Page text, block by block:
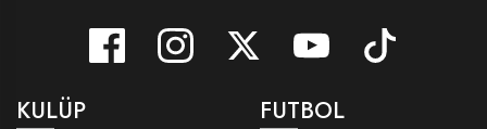
KULÜP FUTBOL